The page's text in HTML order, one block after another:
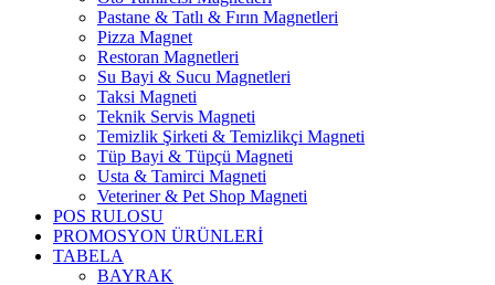
Pastane & Tatlı & Fırın Magnetleri
Pizza Magnet
Restoran Magnetleri
Su Bayi & Sucu Magnetleri
Taksi Magneti
Teknik Servis Magneti
Temizlik Şirketi & Temizlikçi Magneti
Tüp Bayi & Tüpçü Magneti
Usta & Tamirci Magneti
Veteriner & Pet Shop Magneti
POS RULOSU
PROMOSYON ÜRÜNLERİ
TABELA
BAYRAK